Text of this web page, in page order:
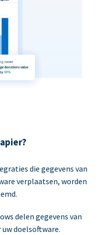
die gegevens van
verplaatsen, worden
delen gegevens van
uw doelsoftware.